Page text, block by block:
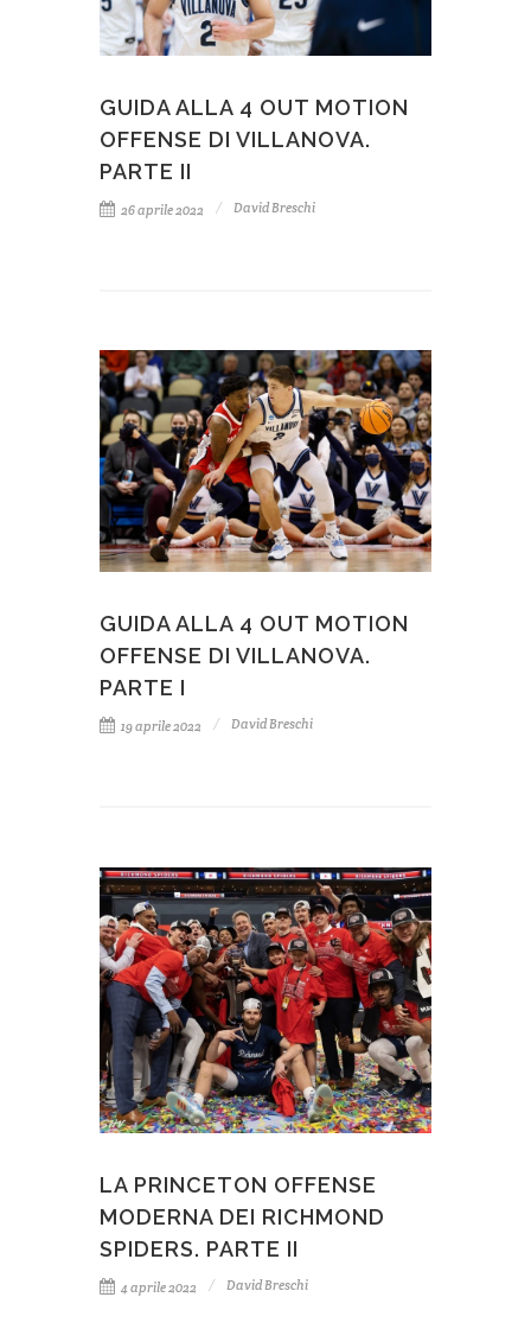
GUIDA ALLA 4 OUT MOTION
OFFENSE DI VILLANOVA.
PARTE II
26 aprile 2022 David Breschi
GUIDA ALLA 4 OUT MOTION
OFFENSE DI VILLANOVA.
PARTE I
19 aprile 2022 David Breschi
LA PRINCETON OFFENSE
MODERNA DEI RICHMOND
SPIDERS. PARTE II
4 aprile 2022 David Breschi